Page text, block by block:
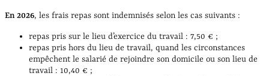
En 2026, les frais repas sont indemnisés selon les cas suivants :
repas pris sur le lieu d’exercice du travail : 7,50 € ;
repas pris hors du lieu de travail, quand les circonstances
empêchent le salarié de rejoindre son domicile ou son lieu de
travail : 10,40 € ;